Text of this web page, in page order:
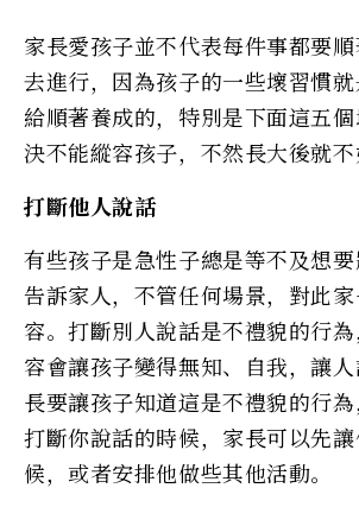
家長愛孩子並不代表每件事都要
去進行，因為孩子的一些壞習慣
給順著養成的，特別是下面這五
決不能縱容孩子，不然長大後就不
打斷他人說話
有些孩子是急性子總是等不及想
告訴家人，不管任何場景，對此
容。打斷別人說話是不禮貌的行
容會讓孩子變得無知、自我，讓
長要讓孩子知道這是不禮貌的行
打斷你說話的時候，家長可以先
候，或者安排他做些其他活動。